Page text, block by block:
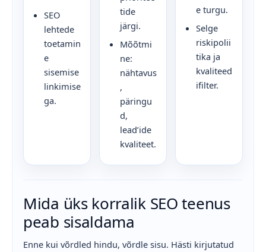
SEO
lehtede
toetamin
e
sisemise
linkimise
ga.
tide
järgi.
Mõõtmi
ne:
nähtavus
,
päringu
d,
lead’ide
kvaliteet.
e turgu.
Selge
riskipolii
tika ja
kvaliteed
ifilter.
Mida üks korralik SEO teenus
peab sisaldama
Enne kui võrdled hindu, võrdle sisu. Hästi kirjutatud